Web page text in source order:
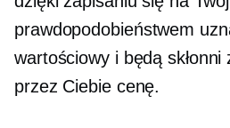
prawdopodobieństwem
wartościowy i będą skłonni
przez Ciebie cenę.